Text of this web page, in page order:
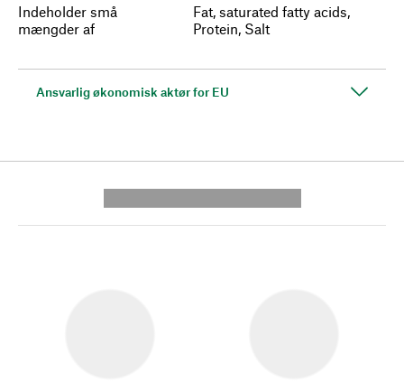
Indeholder små
mængder af
Fat, saturated fatty acids,
Protein, Salt
Ansvarlig økonomisk aktør for EU